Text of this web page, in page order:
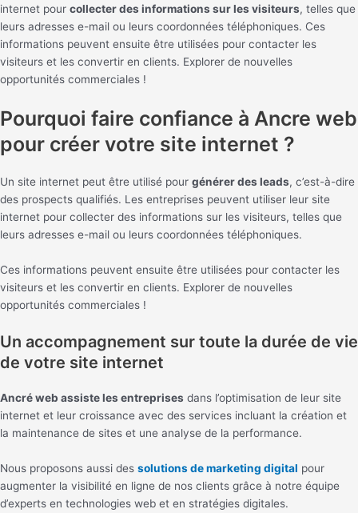
internet pour collecter des informations sur les visiteurs, telles que
leurs adresses e-mail ou leurs coordonnées téléphoniques. Ces
informations peuvent ensuite être utilisées pour contacter les
visiteurs et les convertir en clients. Explorer de nouvelles
opportunités commerciales !
Pourquoi faire confiance à Ancre web
pour créer votre site internet ?
Un site internet peut être utilisé pour générer des leads, c’est-à-dire
des prospects qualifiés. Les entreprises peuvent utiliser leur site
internet pour collecter des informations sur les visiteurs, telles que
leurs adresses e-mail ou leurs coordonnées téléphoniques.
Ces informations peuvent ensuite être utilisées pour contacter les
visiteurs et les convertir en clients. Explorer de nouvelles
opportunités commerciales !
Un accompagnement sur toute la durée de vie
de votre site internet
Ancré web assiste les entreprises dans l’optimisation de leur site
internet et leur croissance avec des services incluant la création et
la maintenance de sites et une analyse de la performance.
Nous proposons aussi des solutions de marketing digital pour
augmenter la visibilité en ligne de nos clients grâce à notre équipe
d’experts en technologies web et en stratégies digitales.